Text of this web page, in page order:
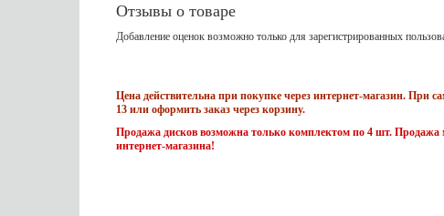
Отзывы о товаре
Добавление оценок возможно только для зарегистрированных
Цена действительна при покупке через интернет-магазин. При
13 или оформить заказ через корзину.
Продажа дисков возможна только комплектом по 4 шт. Продажа
интернет-магазина!